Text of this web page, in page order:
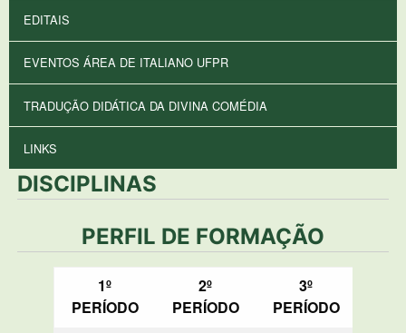
EDITAIS
EVENTOS ÁREA DE ITALIANO UFPR
TRADUÇÃO DIDÁTICA DA DIVINA COMÉDIA
LINKS
DISCIPLINAS
PERFIL DE FORMAÇÃO
1º
PERÍODO
2º
PERÍODO
3º
PERÍODO